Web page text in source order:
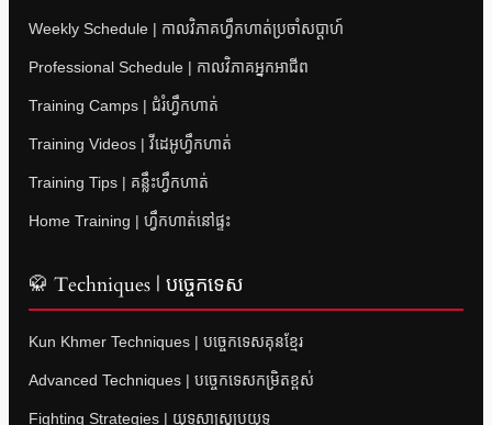
Weekly Schedule | កាលវិភាគហ្វឹកហាត់ប្រចាំសប្តាហ៍
Professional Schedule | កាលវិភាគអ្នកអាជីព
Training Camps | ជំរំហ្វឹកហាត់
Training Videos | វីដេអូហ្វឹកហាត់
Training Tips | គន្លឹះហ្វឹកហាត់
Home Training | ហ្វឹកហាត់នៅផ្ទះ
🥋 Techniques | បច្ចេកទេស
Kun Khmer Techniques | បច្ចេកទេសគុនខ្មែរ
Advanced Techniques | បច្ចេកទេសកម្រិតខ្ពស់
Fighting Strategies | យុទ្ធសាស្ត្រប្រយុទ្ធ